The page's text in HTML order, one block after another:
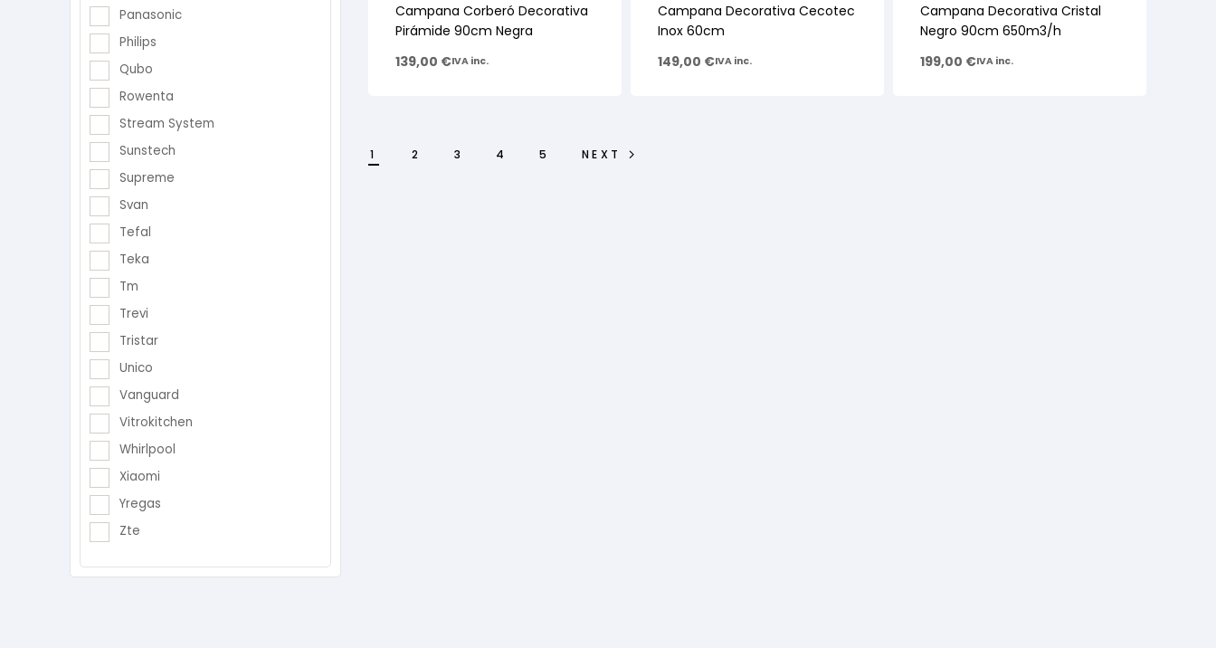
Campana Corberó Decorativa
Pirámide 90cm Negra
139,00 €IVA inc.
Campana Decorativa Cecotec
Inox 60cm
149,00 €IVA inc.
Campana Decorativa Cristal
Negro 90cm 650m3/h
199,00 €IVA inc.
1 2 3 4 5 NEXT
Panasonic
Philips
Qubo
Rowenta
Stream System
Sunstech
Supreme
Svan
Tefal
Teka
Tm
Trevi
Tristar
Unico
Vanguard
Vitrokitchen
Whirlpool
Xiaomi
Yregas
Zte